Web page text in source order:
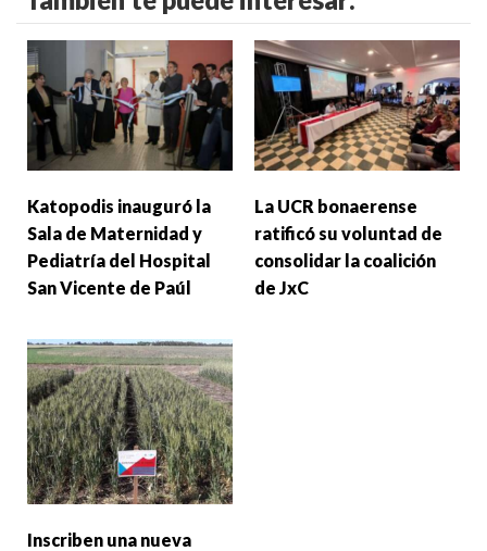
Katopodis inauguró la
Sala de Maternidad y
Pediatría del Hospital
San Vicente de Paúl
La UCR bonaerense
ratificó su voluntad de
consolidar la coalición
de JxC
Inscriben una nueva